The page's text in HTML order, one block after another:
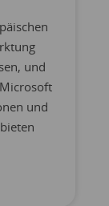
und
und